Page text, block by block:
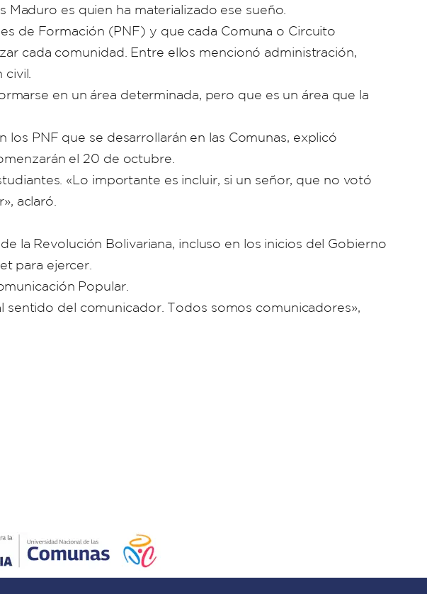
es quien ha materializado ese sueño.
de Formación (PNF) y que cada Comuna o Circuito
cada comunidad. Entre ellos mencionó administración,
en un área determinada, pero que es un área que la
PNF que se desarrollarán en las Comunas, explicó
el 20 de octubre.
«Lo importante es incluir, si un señor, que no votó
aclaró.
la Revolución Bolivariana, incluso en los inicios del Gobierno
para ejercer.
Popular.
sentido del comunicador. Todos somos comunicadores»,